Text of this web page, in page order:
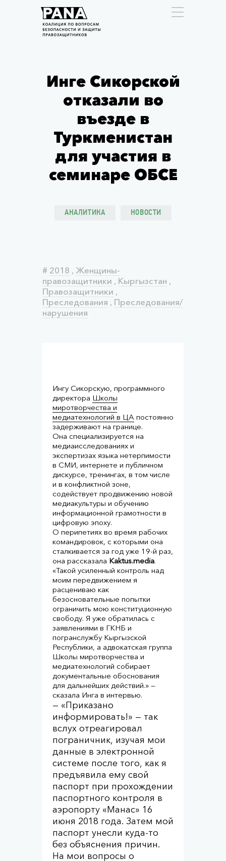
Инге Сикорской
отказали во
въезде в
Туркменистан
для участия в
семинаре ОБСЕ
АНАЛИТИКА НОВОСТИ
# 2018 , Женщины-
правозащитники , Кыргызстан ,
Правозащитники ,
Преследования , Преследования/
нарушения
Ингу Сикорскую, программного
директора Школы
миротворчества и
медиатехнологий в ЦА постоянно
задерживают на границе.
Она специализируется на
медиаисследованиях и
экспертизах языка нетерпимости
в СМИ, интернете и публичном
дискурсе, тренингах, в том числе
и в конфликтной зоне,
содействует продвижению новой
медиакультуры и обучению
информационной грамотности в
цифровую эпоху.
О перипетиях во время рабочих
командировок, с которыми она
сталкивается за год уже 19-й раз,
она рассказала Kaktus.media.
«Такой усиленный контроль над
моим передвижением я
расцениваю как
безосновательные попытки
ограничить мою конституционную
свободу. Я уже обратилась с
заявлениями в ГКНБ и
погранслужбу Кыргызской
Республики, а адвокатская группа
Школы миротворчества и
медиатехнологий собирает
документальные обоснования
для дальнейших действий.» —
сказала Инга в интервью.
— «Приказано
информировать!» — так
вслух отреагировал
пограничник, изучая мои
данные в электронной
системе после того, как я
предъявила ему свой
паспорт при прохождении
паспортного контроля в
аэропорту «Манас» 16
июня 2018 года. Затем мой
паспорт унесли куда-то
без объяснения причин.
На мои вопросы о